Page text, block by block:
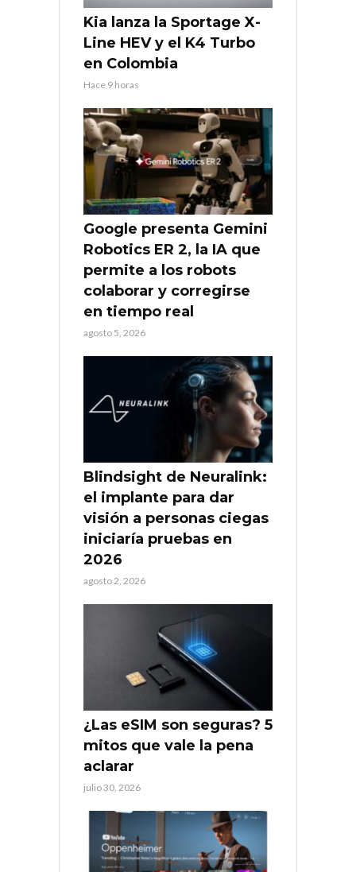
Kia lanza la Sportage X-
Line HEV y el K4 Turbo
en Colombia
Hace 9 horas
Google presenta Gemini
Robotics ER 2, la IA que
permite a los robots
colaborar y corregirse
en tiempo real
agosto 5, 2026
Blindsight de Neuralink:
el implante para dar
visión a personas ciegas
iniciaría pruebas en
2026
agosto 2, 2026
¿Las eSIM son seguras? 5
mitos que vale la pena
aclarar
julio 30, 2026